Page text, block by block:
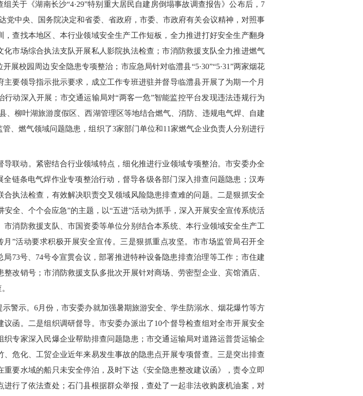
关于《湖南长沙“4·29”特别重大居民自建房倒塌事故调查报告》公布后，7
党中央、国务院决定和省委、省政府，市委、市政府有关会议精神，对照事
查找本地区、本行业领域安全生产工作短板，全力推进打好安全生产翻身
市场综合执法支队开展私人影院执法检查；市消防救援支队全力推进燃气
展校园周边安全隐患专项整治；市应急局针对临澧县“5·30”“5·31”两家烟花
要领导指示批示要求，成立工作专班进驻并督导临澧县开展了为期一个月
动深入开展；市交通运输局对“两客一危”智能监控平台发现违法违规行为
、柳叶湖旅游度假区、西湖管理区等地结合燃气、消防、违规电气焊、自建
、燃气领域问题隐患，组织了3家部门单位和11家燃气企业负责人分别进行
导联动。紧密结合行业领域特点，细化推进行业领域专项整治。市安委办全
链条电气焊作业专项整治行动，督导各级各部门深入排查问题隐患；汉寿
执法检查，有效解决职责交叉领域风险隐患排查难的问题。二是狠抓安全
全、个个会应急”的主题，以“五进”活动为抓手，深入开展安全宣传系统活
消防救援支队、市国资委等单位分别结合本系统、本行业领域安全生产工
”活动要求积极开展安全宣传。三是狠抓重点攻坚。市市场监管局召开全
73号、74号令宣贯会议，部署推进特种设备隐患排查治理等工作；市住建
改销号；市消防救援支队多批次开展针对商场、劳密型企业、宾馆酒店、
警示。6月份，市安委办就加强暑期旅游安全、学生防溺水、烟花爆竹等方
函。二是组织调研督导。市安委办派出了10个督导检查组对全市开展安全
专家深入民爆企业帮助排查问题隐患；市交通运输局对道路运普货运输企
危化、工贸企业近年来易发生事故的隐患点开展专项督查。三是突出排查
要水域的船只未安全停泊，及时下达《安全隐患整改建议函》，责令立即
行了依法查处；石门县根据群众举报，查处了一起非法收购废机油案，对